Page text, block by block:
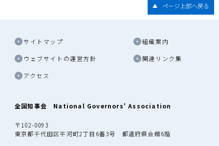
ページ上部へ戻る
サイトマップ 組織案内
ウェブサイトの運営方針 関連リンク集
アクセス
全国知事会 National Governors' Association
〒102-0093
東京都千代田区平河町2丁目6番3号 都道府県会館6階